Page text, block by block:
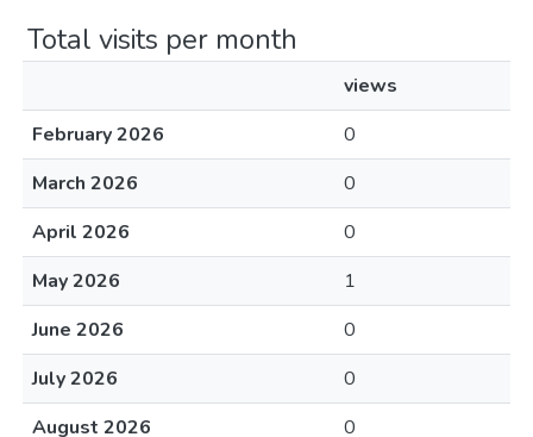
Total visits per month
views
February 2026
0
March 2026
0
April 2026
0
May 2026
1
June 2026
0
July 2026
0
August 2026
0